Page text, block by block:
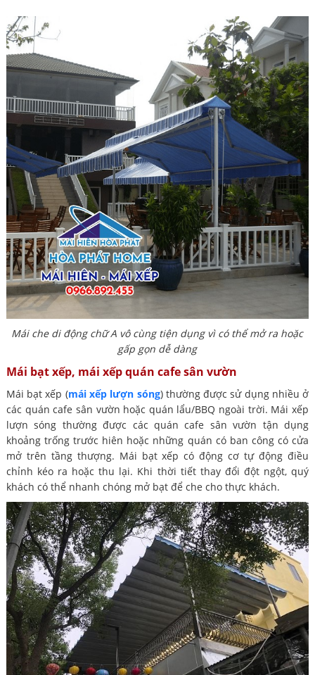
Mái che di động chữ A vô cùng tiện dụng vì có thể mở ra hoặc
gấp gọn dễ dàng
Mái bạt xếp, mái xếp quán cafe sân vườn
Mái bạt xếp (mái xếp lượn sóng) thường được sử dụng nhiều ở
các quán cafe sân vườn hoặc quán lẩu/BBQ ngoài trời. Mái xếp
lượn sóng thường được các quán cafe sân vườn tận dụng
khoảng trống trước hiên hoặc những quán có ban công có cửa
mở trên tầng thượng. Mái bạt xếp có động cơ tự động điều
chỉnh kéo ra hoặc thu lại. Khi thời tiết thay đổi đột ngột, quý
khách có thể nhanh chóng mở bạt để che cho thực khách.